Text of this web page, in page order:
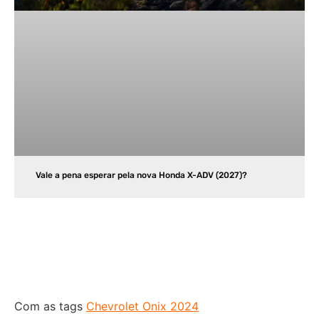
Vale a pena esperar pela nova Honda X-ADV (2027)?
Com as tags Chevrolet Onix 2024